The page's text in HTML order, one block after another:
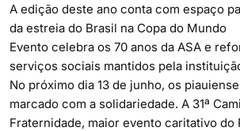
A edição deste ano conta com espaço
da estreia do Brasil na Copa do Mundo
Evento celebra os 70 anos da ASA e
serviços sociais mantidos pela
No próximo dia 13 de junho, os
marcado com a solidariedade. A 31ª
Fraternidade, maior evento caritativo do